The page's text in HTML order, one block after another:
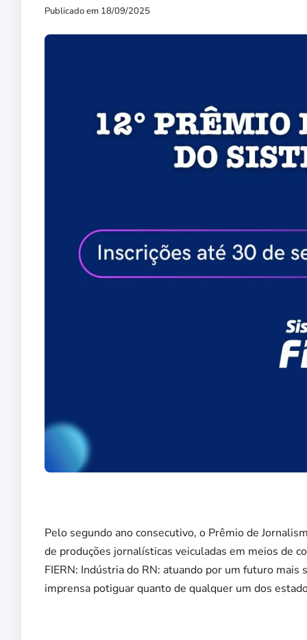
Publicado em 18/09/2025
Pelo segundo ano consecutivo, o Prêmio de
de produções jornalísticas veiculadas em meios de
FIERN: Indústria do RN: atuando por um futuro
imprensa potiguar quanto de qualquer um dos